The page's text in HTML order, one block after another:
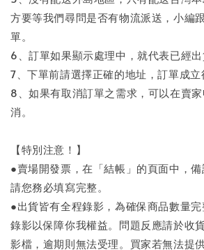
方要等我們尋問是否有物流派送，小編
單。
6、訂單如果顯示處理中，就代表已經出
7、下單前請選擇正確的地址，訂單成立
8、如果有取消訂單之需求，可以在賣
消。
【特別注意！】
●賣場開發票，在「結帳」的頁面中，備
請您務必填寫完整。
●出貨皆有全程錄影，為確保商品數量
錄影以保障你我權益。問題反應請於收
影檔，逾期則無法受理。買家若無法提